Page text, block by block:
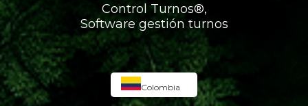
Control Turnos®,
Software gestión turnos
Colombia